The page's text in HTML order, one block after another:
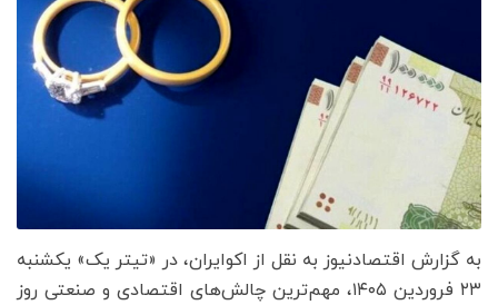
به گزارش اقتصادنیوز به نقل از اکوایران، در «تیتر یک» یکشنبه
۲۳ فروردین ۱۴۰۵، مهم‌ترین چالش‌های اقتصادی و صنعتی روز